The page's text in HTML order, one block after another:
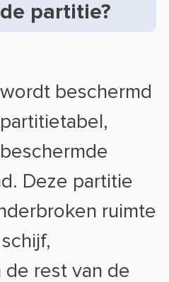
partitie?
beschermd
Deze partitie
ruimte
de rest van de